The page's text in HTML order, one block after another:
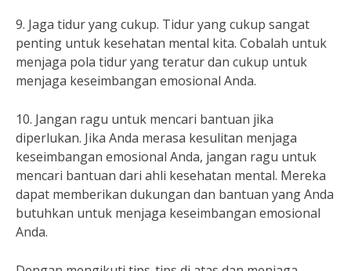
9. Jaga tidur yang cukup. Tidur yang cukup sangat
penting untuk kesehatan mental kita. Cobalah untuk
menjaga pola tidur yang teratur dan cukup untuk
menjaga keseimbangan emosional Anda.
10. Jangan ragu untuk mencari bantuan jika
diperlukan. Jika Anda merasa kesulitan menjaga
keseimbangan emosional Anda, jangan ragu untuk
mencari bantuan dari ahli kesehatan mental. Mereka
dapat memberikan dukungan dan bantuan yang Anda
butuhkan untuk menjaga keseimbangan emosional
Anda.